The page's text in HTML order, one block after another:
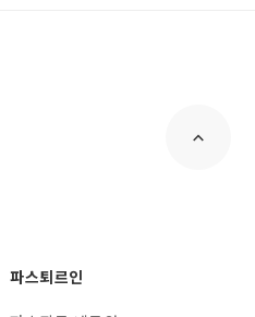
파스퇴르인